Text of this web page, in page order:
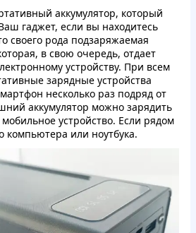
аккумулятор, который
гаджет, если вы находитесь
своего рода подзаряжаемая
в свою очередь, отдает
устройству. При всем
зарядные устройства
несколько раз подряд от
аккумулятор можно зарядить
устройство. Если рядом
компьютера или ноутбука.